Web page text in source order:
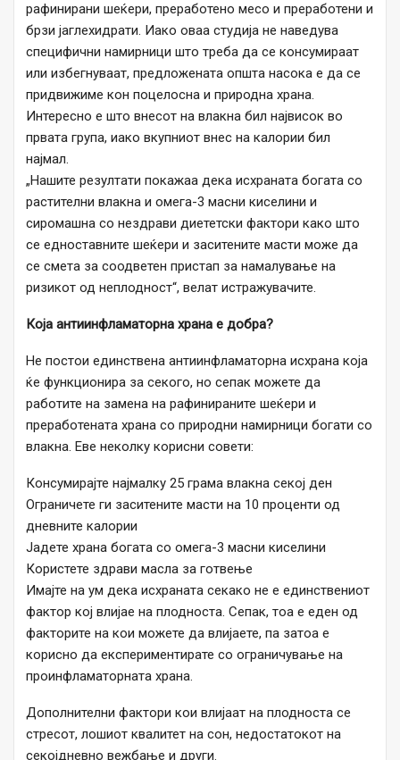
рафинирани шеќери, преработено месо и преработени и
брзи јаглехидрати. Иако оваа студија не наведува
специфични намирници што треба да се консумираат
или избегнуваат, предложената општа насока е да се
придвижиме кон поцелосна и природна храна.
Интересно е што внесот на влакна бил највисок во
првата група, иако вкупниот внес на калории бил
најмал.
„Нашите резултати покажаа дека исхраната богата со
растителни влакна и омега-3 масни киселини и
сиромашна со нездрави диететски фактори како што
се едноставните шеќери и заситените масти може да
се смета за соодветен пристап за намалување на
ризикот од неплодност“, велат истражувачите.
Која антиинфламаторна храна е добра?
Не постои единствена антиинфламаторна исхрана која
ќе функционира за секого, но сепак можете да
работите на замена на рафинираните шеќери и
преработената храна со природни намирници богати со
влакна. Еве неколку корисни совети:
Консумирајте најмалку 25 грама влакна секој ден
Ограничете ги заситените масти на 10 проценти од
дневните калории
Јадете храна богата со омега-3 масни киселини
Користете здрави масла за готвење
Имајте на ум дека исхраната секако не е единствениот
фактор кој влијае на плодноста. Сепак, тоа е еден од
факторите на кои можете да влијаете, па затоа е
корисно да експериментирате со ограничување на
проинфламаторната храна.
Дополнителни фактори кои влијаат на плодноста се
стресот, лошиот квалитет на сон, недостатокот на
секојдневно вежбање и други.